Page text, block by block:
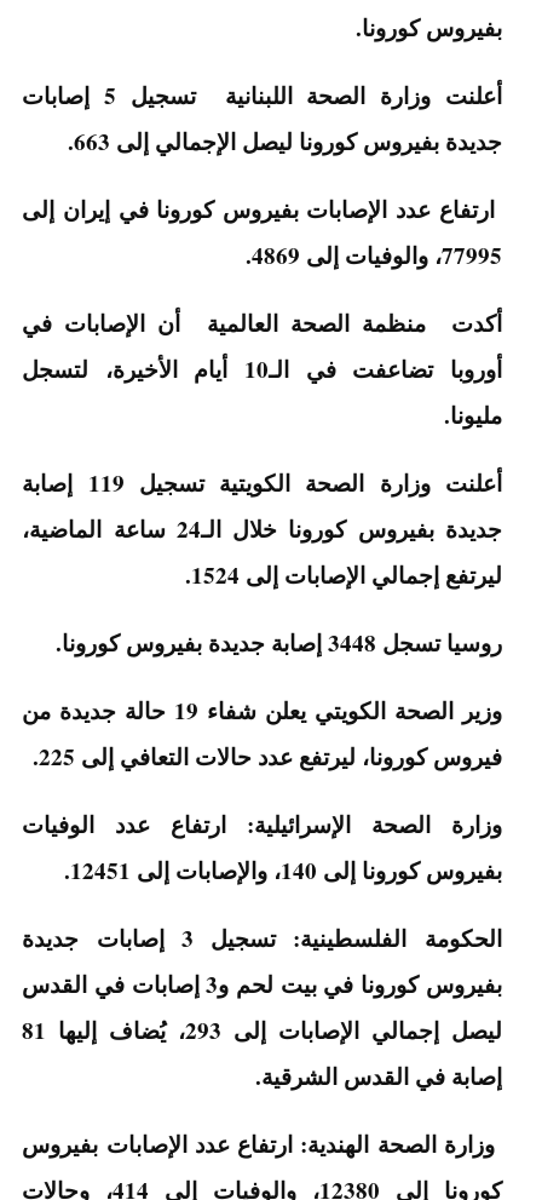
بفيروس كورونا.
أعلنت وزارة الصحة اللبنانية تسجيل 5 إصابات
جديدة بفيروس كورونا ليصل الإجمالي إلى 663.
ارتفاع عدد الإصابات بفيروس كورونا في إيران إلى
77995، والوفيات إلى 4869.
أكدت منظمة الصحة العالمية أن الإصابات في
أوروبا تضاعفت في الـ10 أيام الأخيرة، لتسجل
مليونا.
أعلنت وزارة الصحة الكويتية تسجيل 119 إصابة
جديدة بفيروس كورونا خلال الـ24 ساعة الماضية،
ليرتفع إجمالي الإصابات إلى 1524.
روسيا تسجل 3448 إصابة جديدة بفيروس كورونا.
وزير الصحة الكويتي يعلن شفاء 19 حالة جديدة من
فيروس كورونا، ليرتفع عدد حالات التعافي إلى 225.
وزارة الصحة الإسرائيلية: ارتفاع عدد الوفيات
بفيروس كورونا إلى 140، والإصابات إلى 12451.
الحكومة الفلسطينية: تسجيل 3 إصابات جديدة
بفيروس كورونا في بيت لحم و3 إصابات في القدس
ليصل إجمالي الإصابات إلى 293، يُضاف إليها 81
إصابة في القدس الشرقية.
وزارة الصحة الهندية: ارتفاع عدد الإصابات بفيروس
كورونا إلى 12380، والوفيات إلى 414، وحالات